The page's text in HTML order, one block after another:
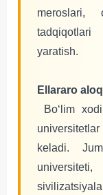
meroslari,
tadqiqotlari
yaratish.
Ellararo
Boʻlim
keladi.